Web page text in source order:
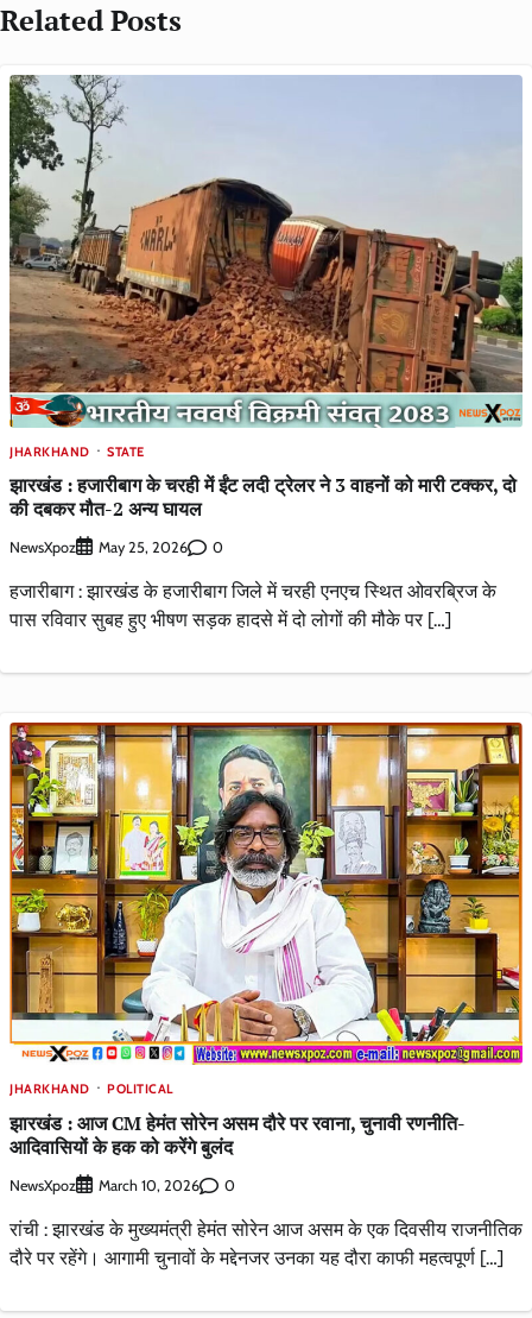
Related Posts
JHARKHAND STATE
झारखंड : हजारीबाग के चरही में ईंट लदी ट्रेलर ने 3 वाहनों को मारी टक्कर, दो
की दबकर मौत-2 अन्य घायल
NewsXpoz May 25, 2026 0
हजारीबाग : झारखंड के हजारीबाग जिले में चरही एनएच स्थित ओवरब्रिज के
पास रविवार सुबह हुए भीषण सड़क हादसे में दो लोगों की मौके पर […]
JHARKHAND POLITICAL
झारखंड : आज CM हेमंत सोरेन असम दौरे पर रवाना, चुनावी रणनीति-
आदिवासियों के हक को करेंगे बुलंद
NewsXpoz March 10, 2026 0
रांची : झारखंड के मुख्यमंत्री हेमंत सोरेन आज असम के एक दिवसीय राजनीतिक
दौरे पर रहेंगे। आगामी चुनावों के मद्देनजर उनका यह दौरा काफी महत्वपूर्ण […]